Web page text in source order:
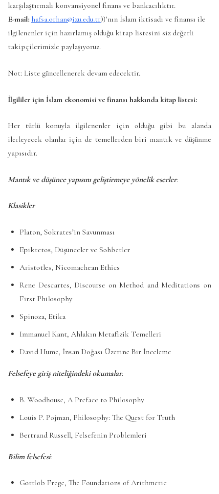
karşılaştırmalı konvansiyonel finans ve bankacılıktır.
E-mail: hafsa.orhan@izu.edu.tr))’nın İslam iktisadı ve finansı ile
ilgilenenler için hazırlamış olduğu kitap listesini siz değerli
takipçilerimizle paylaşıyoruz.
Not: Liste güncellenerek devam edecektir.
İlgililer için İslam ekonomisi ve finansı hakkında kitap listesi:
Her türlü konuyla ilgilenenler için olduğu gibi bu alanda
ilerleyecek olanlar için de temellerden biri mantık ve düşünme
yapısıdır.
Mantık ve düşünce yapısını geliştirmeye yönelik eserler:
Klasikler
Platon, Sokrates’in Savunması
Epiktetos, Düşünceler ve Sohbetler
Aristotles, Nicomachean Ethics
Rene Descartes, Discourse on Method and Meditations on
First Philosophy
Spinoza, Etika
Immanuel Kant, Ahlakın Metafizik Temelleri
David Hume, İnsan Doğası Üzerine Bir İnceleme
Felsefeye giriş niteliğindeki okumalar:
B. Woodhouse, A Preface to Philosophy
Louis P. Pojman, Philosophy: The Quest for Truth
Bertrand Russell, Felsefenin Problemleri
Bilim felsefesi:
Gottlob Frege, The Foundations of Arithmetic